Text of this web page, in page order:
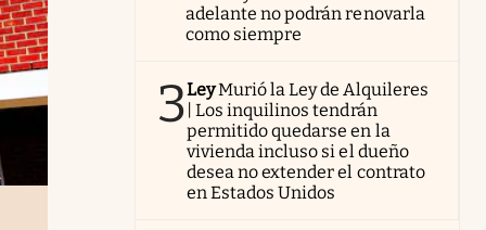
adelante no podrán renovarla
como siempre
3LeyMurió la Ley de Alquileres
| Los inquilinos tendrán
permitido quedarse en la
vivienda incluso si el dueño
desea no extender el contrato
en Estados Unidos